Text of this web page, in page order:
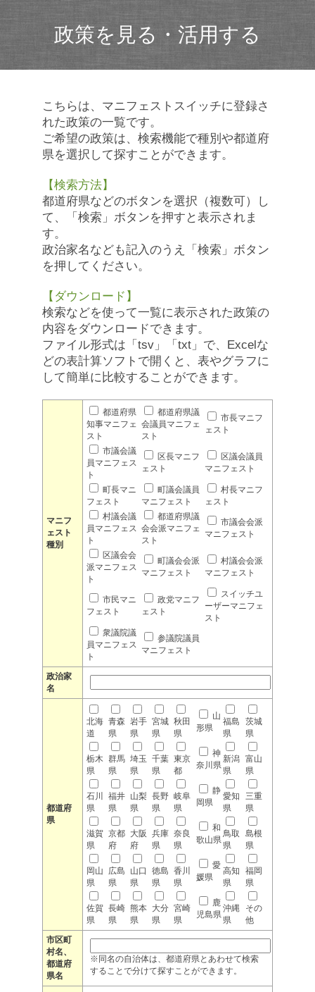
政策を見る・活用する
こちらは、マニフェストスイッチに登録さ
れた政策の一覧です。
ご希望の政策は、検索機能で種別や都道府
県を選択して探すことができます。
【検索方法】
都道府県などのボタンを選択（複数可）し
て、「検索」ボタンを押すと表示されま
す。
政治家名なども記入のうえ「検索」ボタン
を押してください。
【ダウンロード】
検索などを使って一覧に表示された政策の
内容をダウンロードできます。
ファイル形式は「tsv」「txt」で、Excelな
どの表計算ソフトで開くと、表やグラフに
して簡単に比較することができます。
マニフ
ェスト
種別
都道府県
知事マニフェ
スト
都道府県議
会議員マニフェ
スト
市長マニフ
ェスト
市議会議
員マニフェス
ト
区長マニフ
ェスト
区議会議員
マニフェスト
町長マニ
フェスト
町議会議員
マニフェスト
村長マニフ
ェスト
村議会議
員マニフェス
ト
都道府県議
会会派マニフェ
スト
市議会会派
マニフェスト
区議会会
派マニフェス
ト
町議会会派
マニフェスト
村議会会派
マニフェスト
市民マニ
フェスト
政党マニフ
ェスト
スイッチユ
ーザーマニフェ
スト
衆議院議
員マニフェス
ト
参議院議員
マニフェスト
政治家
名
都道府
県
北海
道
青森
県
岩手
県
宮城
県
秋田
県
山
形県
福島
県
茨城
県
栃木
県
群馬
県
埼玉
県
千葉
県
東京
都
神
奈川県
新潟
県
富山
県
石川
県
福井
県
山梨
県
長野
県
岐阜
県
静
岡県
愛知
県
三重
県
滋賀
県
京都
府
大阪
府
兵庫
県
奈良
県
和
歌山県
鳥取
県
島根
県
岡山
県
広島
県
山口
県
徳島
県
香川
県
愛
媛県
高知
県
福岡
県
佐賀
県
長崎
県
熊本
県
大分
県
宮崎
県
鹿
児島県
沖縄
県
その
他
市区町
村名、
都道府
県名
※同名の自治体は、都道府県とあわせて検索
することで分けて探すことができます。